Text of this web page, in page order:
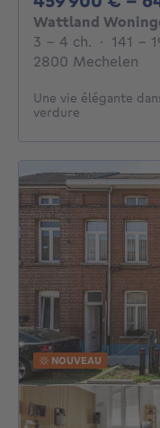
Wattland
3 - 4 Chambres
3 - 4 ch. · 141 -
2800 Mechelen
Une vie élégante
verdure
NOUVEAU